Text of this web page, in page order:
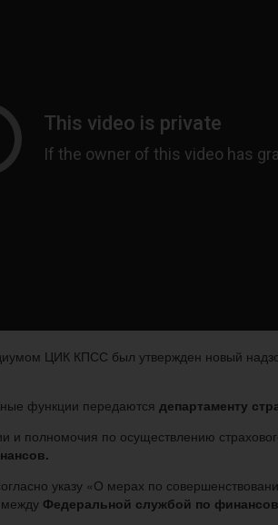
ЦИК КПСС был утвержден новый
функции передаются департаменту
и полномочия по осуществлению
указу «О мерах по
Федеральной службой по